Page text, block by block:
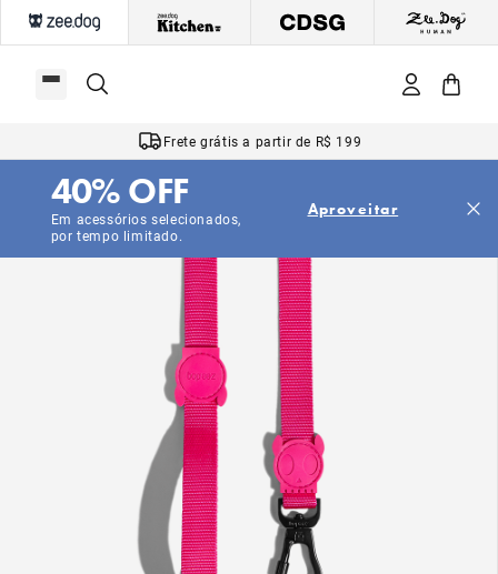
Frete grátis a partir de R$ 199
Em acessórios selecionados,
por tempo limitado.
40% OFF Aproveitar